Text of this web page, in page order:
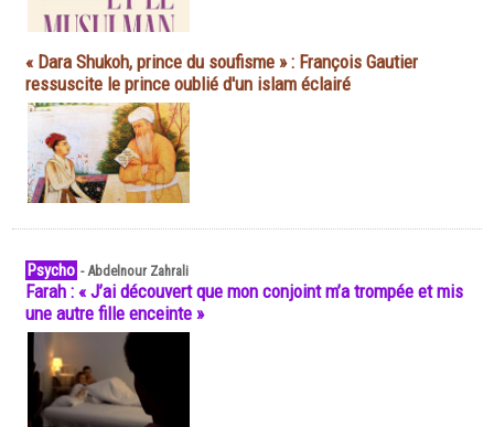
« Dara Shukoh, prince du soufisme » : François Gautier
ressuscite le prince oublié d'un islam éclairé
Psycho -Abdelnour Zahrali
Farah : « J’ai découvert que mon conjoint m’a trompée et mis
une autre fille enceinte »